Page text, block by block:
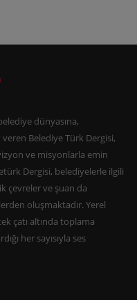
dünyasına,
veren Belediye Türk Dergisi,
ve misyonlarla emin
Dergisi, belediyelerle ilgili
çevreler ve şuan da
oluşmaktadır. Yerel
çatı altında toplama
her sayısıyla ses